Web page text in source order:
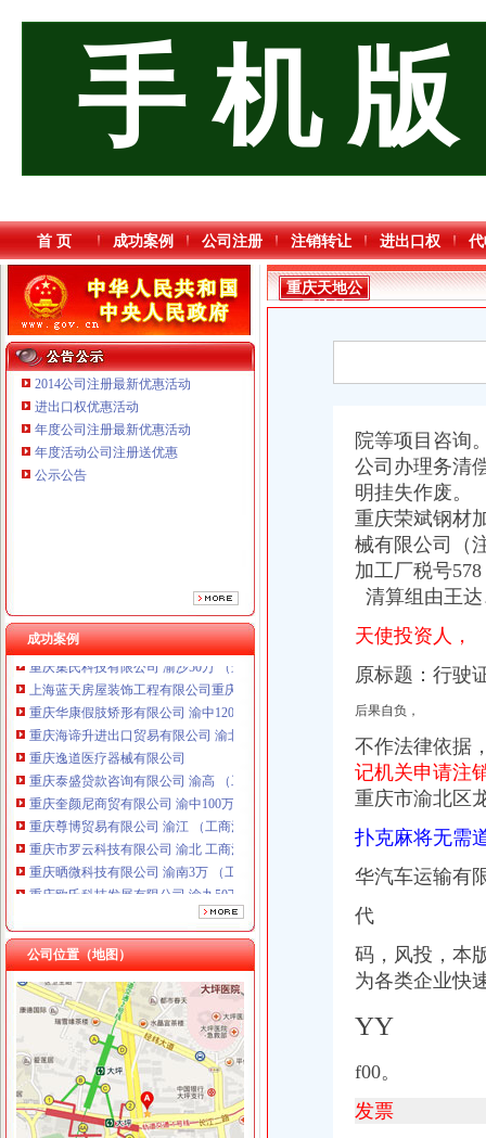
手 机 版
首 页 成功案例 公司注册 注销转让 进出口权
2014公司注册最新优惠活动
进出口权优惠活动
年度公司注册最新优惠活动
年度活动公司注册送优惠
公示公告
成功案例
重庆海谛升进出口贸易有限公司 渝北100万 （进出口权）
重庆逸道医疗器械有限公司
重庆晒微科技有限公司 渝南3万 （工商注册）
重庆欧氏科技发展有限公司 渝九50万 （进出口权）
重庆集氏科技有限公司 渝沙50万 （进出口权）
重庆华康假肢矫形有限公司 渝中120万 （增资）
重庆海谛升进出口贸易有限公司 渝北100万 （进出口权）
重庆逸道医疗器械有限公司
重庆泰盛贷款咨询有限公司 渝高 （工商注册）
重庆奎颜尼商贸有限公司 渝中100万 （工商注册）
重庆尊博贸易有限公司 渝江 （工商注册）
重庆市罗云科技有限公司 渝北 工商注册
重庆晒微科技有限公司 渝南3万 （工商注册）
重庆欧氏科技发展有限公司 渝九50万 （进出口权）
重庆集氏科技有限公司 渝沙50万 （进出口权）
上海蓝天房屋装饰工程有限公司重庆分公司 渝北 （工商注册）
重庆华康假肢矫形有限公司 渝中120万 （增资）
公司位置（地图）
重庆天地公司注销
【多图】重庆天地雍江翠湖精装两房户型方正视野无遮挡全新未住
海南海：国海证券股份有限公司关于公司控股子公司使用部分闲置募
瑞安房地产47亿元向万科（02202）出售重庆天地项目-汇金网
重庆天地公
司注销
院等项目咨询
公司办理务清
明挂失作废。
重庆荣斌钢材
械有限公司（
加工厂税号
清算组由王
天使投资人，
原标题：行驶
后果自负，
不作法律依据
记机关申请注
重庆市渝北区
扑克麻将无需
华汽车运输有
代
码，风投，本
为各类企业快
YY
f00。
发票